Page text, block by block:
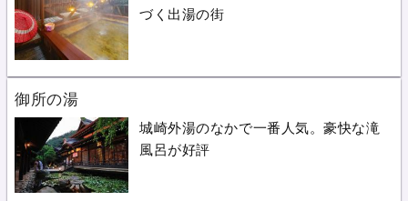
づく出湯の街
御所の湯
城崎外湯のなかで一番人気。豪快な滝
風呂が好評